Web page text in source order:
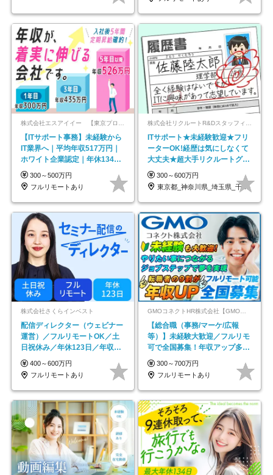
【ITサポート事務】未経験から
IT業界へ｜平均年収517万円｜
ホワイト企業認定｜年休134日
｜リモートOK
300～500万円
フルリモートあり
ITサポート★未経験歓迎★フリ
ーターOK!経歴は気にしなくて
大丈夫★超大手リクルートグル
ープの正社員/sg
300～600万円
東京都_神奈川県_埼玉県_千葉県_大阪府…
株式会社さくらインベスト
配信ディレクター（ウェビナー
運営）／フルリモートOK／土
日祝休み／年休123日／年収
600万円可
400～600万円
フルリモートあり
GMOコネクトHR株式会社【GMOインターネットグループ】
【総合職（事務/マーケ/広報
等）】未経験大歓迎／フルリモ
可で全国募集！年収アップ多数
★年休最大130日★
300～700万円
フルリモートあり